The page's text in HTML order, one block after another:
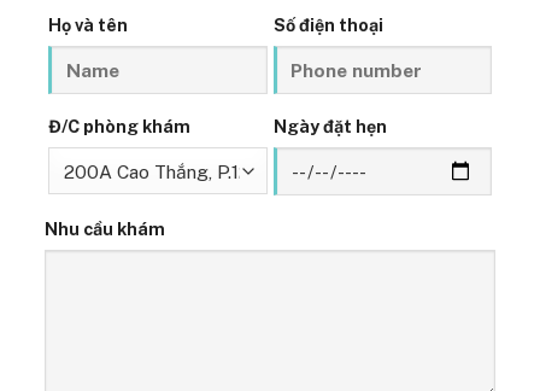
Họ và tên Số điện thoại
Đ/C phòng khám Ngày đặt hẹn
Nhu cầu khám